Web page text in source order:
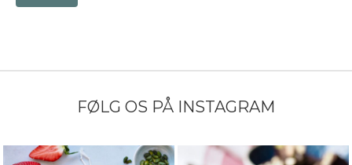
FØLG OS PÅ INSTAGRAM